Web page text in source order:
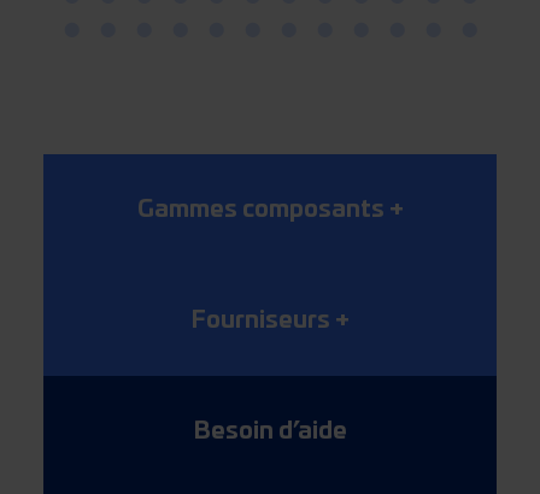
Gammes composants +
Fourniseurs +
Besoin d’aide